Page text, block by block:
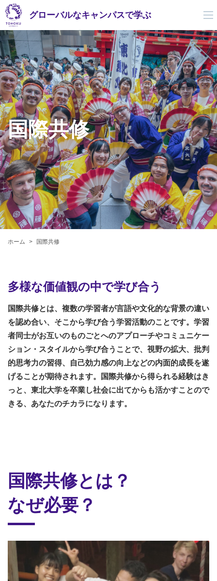
グローバルなキャンパスで学ぶ
国際共修
ホーム 国際共修
多様な価値観の中で学び合う
国際共修とは、複数の学習者が言語や文化的な背景の違い
を認め合い、そこから学び合う学習活動のことです。学習
者同士がお互いのものごとへのアプローチやコミュニケー
ション・スタイルから学び合うことで、視野の拡大、批判
的思考力の習得、自己効力感の向上などの内面的成長を遂
げることが期待されます。国際共修から得られる経験はき
っと、東北大学を卒業し社会に出てからも活かすことので
きる、あなたのチカラになります。
国際共修とは？
なぜ必要？